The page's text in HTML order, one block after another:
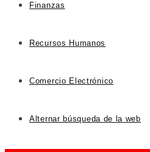
Finanzas
Recursos Humanos
Comercio Electrónico
Alternar búsqueda de la web